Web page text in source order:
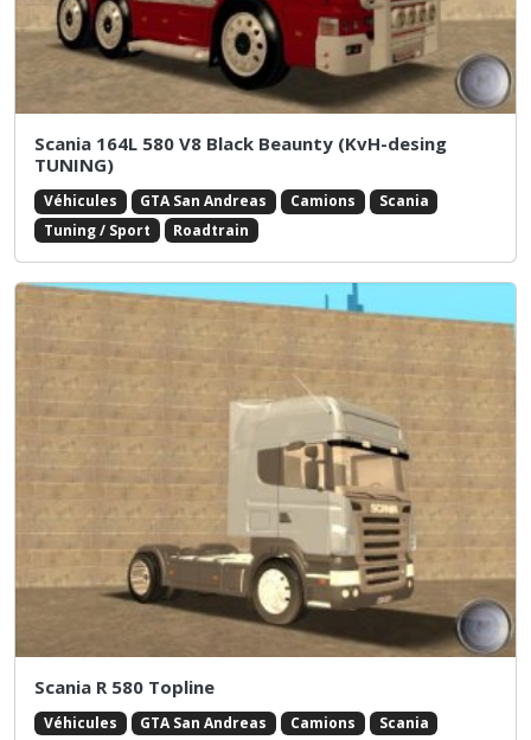
Scania 164L 580 V8 Black Beaunty (KvH-desing
TUNING)
Véhicules GTA San Andreas Camions
Scania
Tuning / Sport
Roadtrain
Scania R 580 Topline
Véhicules GTA San Andreas Camions
Scania